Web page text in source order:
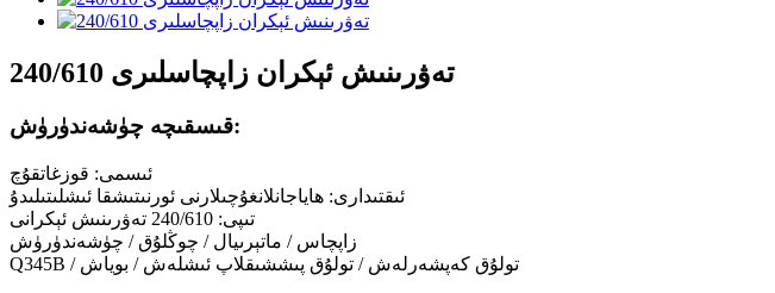
240/610 تەۋرىنىش ئېكران زاپچاسلىرى
قىسقىچە چۈشەندۈرۈش:
ئىسمى: قوزغاتقۇچ
ئىقتىدارى: ھاياجانلانغۇچىلارنى ئورنىتىشقا ئىشلىتىلىدۇ
تىپى: 240/610 تەۋرىنىش ئېكرانى
زاپچاس / ماتېرىيال / چوڭلۇق / چۈشەندۈرۈش
Q345B / تولۇق كەپشەرلەش / تولۇق پىششىقلاپ ئىشلەش / بوياش